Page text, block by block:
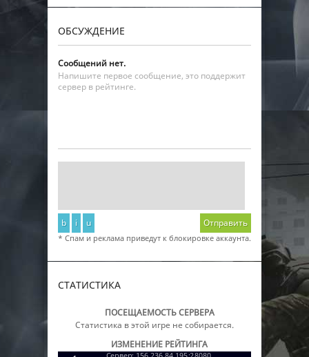
ОБСУЖДЕНИЕ
Сообщений нет.
Напишите первое сообщение, это поддержит
сервер в рейтинге.
b i u Отправить
* Спам и реклама приведут к блокировке аккаунта.
СТАТИСТИКА
ПОСЕЩАЕМОСТЬ СЕРВЕРА
Статистика в этой игре не собирается.
ИЗМЕНЕНИЕ РЕЙТИНГА